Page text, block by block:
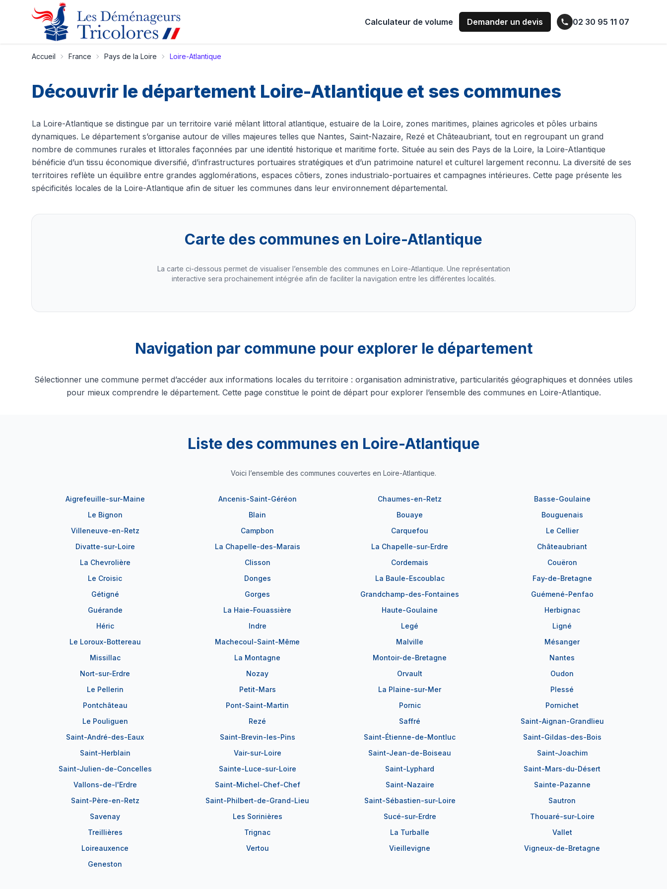
Calculateur de volume Demander un devis 02 30 95 11 07
Accueil France Pays de la Loire Loire-Atlantique
Découvrir le département Loire-Atlantique et ses communes
La Loire-Atlantique se distingue par un territoire varié mêlant littoral atlantique, estuaire de la Loire, zones maritimes, plaines agricoles et pôles urbains
dynamiques. Le département s’organise autour de villes majeures telles que Nantes, Saint-Nazaire, Rezé et Châteaubriant, tout en regroupant un grand
nombre de communes rurales et littorales façonnées par une identité historique et maritime forte. Située au sein des Pays de la Loire, la Loire-Atlantique
bénéficie d’un tissu économique diversifié, d’infrastructures portuaires stratégiques et d’un patrimoine naturel et culturel largement reconnu. La diversité de ses
territoires reflète un équilibre entre grandes agglomérations, espaces côtiers, zones industrialo-portuaires et campagnes intérieures. Cette page présente les
spécificités locales de la Loire-Atlantique afin de situer les communes dans leur environnement départemental.
Carte des communes en Loire-Atlantique
La carte ci-dessous permet de visualiser l’ensemble des communes en Loire-Atlantique. Une représentation
interactive sera prochainement intégrée afin de faciliter la navigation entre les différentes localités.
Navigation par commune pour explorer le département
Sélectionner une commune permet d’accéder aux informations locales du territoire : organisation administrative, particularités géographiques et données utiles
pour mieux comprendre le département. Cette page constitue le point de départ pour explorer l’ensemble des communes en Loire-Atlantique.
Liste des communes en Loire-Atlantique
Voici l’ensemble des communes couvertes en Loire-Atlantique.
Aigrefeuille-sur-Maine Ancenis-Saint-Géréon Chaumes-en-Retz
Basse-Goulaine
Le Bignon
Blain Bouaye
Bouguenais
Villeneuve-en-Retz
Campbon Carquefou
Le Cellier
Divatte-sur-Loire
La Chapelle-des-Marais La Chapelle-sur-Erdre
Châteaubriant
La Chevrolière
Clisson Cordemais
Couëron
Le Croisic
Donges La Baule-Escoublac
Fay-de-Bretagne
Gétigné
Gorges Grandchamp-des-Fontaines
Guémené-Penfao
Guérande
La Haie-Fouassière Haute-Goulaine
Herbignac
Héric
Indre Legé
Ligné
Le Loroux-Bottereau
Machecoul-Saint-Même Malville
Mésanger
Missillac
La Montagne Montoir-de-Bretagne
Nantes
Nort-sur-Erdre
Nozay Orvault
Oudon
Le Pellerin
Petit-Mars La Plaine-sur-Mer
Plessé
Pontchâteau
Pont-Saint-Martin Pornic
Pornichet
Le Pouliguen
Rezé Saffré
Saint-Aignan-Grandlieu
Saint-André-des-Eaux
Saint-Brevin-les-Pins Saint-Étienne-de-Montluc
Saint-Gildas-des-Bois
Saint-Herblain
Vair-sur-Loire Saint-Jean-de-Boiseau
Saint-Joachim
Saint-Julien-de-Concelles
Sainte-Luce-sur-Loire Saint-Lyphard
Saint-Mars-du-Désert
Vallons-de-l'Erdre
Saint-Michel-Chef-Chef Saint-Nazaire
Sainte-Pazanne
Saint-Père-en-Retz
Saint-Philbert-de-Grand-Lieu Saint-Sébastien-sur-Loire
Sautron
Savenay
Les Sorinières Sucé-sur-Erdre
Thouaré-sur-Loire
Treillières
Trignac La Turballe
Vallet
Loireauxence
Vertou Vieillevigne
Vigneux-de-Bretagne
Geneston